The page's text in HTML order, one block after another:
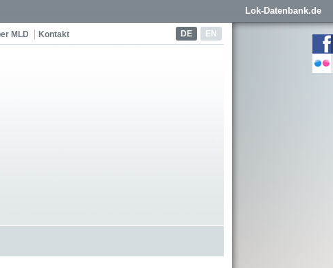
Lok-Datenbank.de
DE EN
MLD Kontakt